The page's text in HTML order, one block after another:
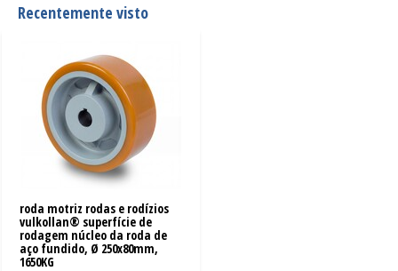
Recentemente visto
roda motriz rodas e rodízios
vulkollan® superfície de
rodagem núcleo da roda de
aço fundido, Ø 250x80mm,
1650KG